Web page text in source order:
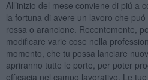
All’inizio del mese conviene di piú a
la fortuna di avere un lavoro che
rossa o arancione. Recentemente,
modificare varie cose nella
momento, che tu possa lanciare
apriranno tutte le porte, per poter
efficacia nel campo lavorativo. Le